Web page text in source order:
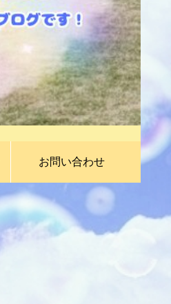
お問い合わせ